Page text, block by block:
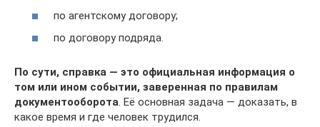
по агентскому договору;
по договору подряда.
По сути, справка — это официальная информация о
том или ином событии, заверенная по правилам
документооборота. Её основная задача — доказать, в
какое время и где человек трудился.